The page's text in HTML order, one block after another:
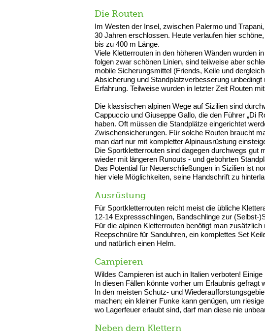
Die Routen
Im Westen der Insel, zwischen Palermo und
30 Jahren erschlossen. Heute verlaufen hier
bis zu 400 m Länge.
Viele Kletterrouten in den höheren Wänden wurden
folgen zwar schönen Linien, sind teilweise aber
mobile Sicherungsmittel (Friends, Keile und
Absicherung und Standplatzverbesserung
Erfahrung. Teilweise wurden in letzter Zeit Routen
Die klassischen alpinen Wege auf Sizilien sind
Cappuccio und Giuseppe Gallo, die den Führer „Di
haben. Oft müssen die Standplätze eingerichtet
Zwischensicherungen. Für solche Routen braucht
man darf nur mit kompletter Alpinausrüstung
Die Sportkletterrouten sind dagegen durchwegs gut
wieder mit längeren Runouts - und gebohrten
Das Potential für Neuerschließungen in Sizilien ist
hier viele Möglichkeiten, seine Handschrift zu
Ausrüstung
Für Sportkletterrouten reicht meist die übliche
12-14 Expressschlingen, Bandschlinge zur (Selbst-
Für die alpinen Kletterrouten benötigt man
Reepschnüre für Sanduhren, ein komplettes Set
und natürlich einen Helm.
Campieren
Wildes Campieren ist auch in Italien verboten!
In diesen Fällen könnte vorher um Erlaubnis gefragt
In den meisten Schutz- und
machen; ein kleiner Funke kann genügen, um
wo Lagerfeuer erlaubt sind, darf man diese nie
Neben dem Klettern